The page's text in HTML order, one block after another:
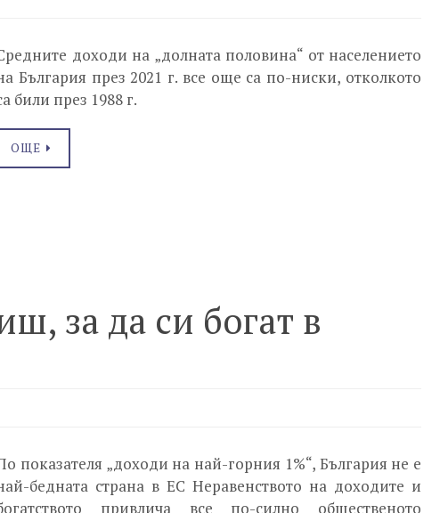
доходи на „долната половина“ от населението
България през 2021 г. все още са по-ниски, отколкото
били през 1988 г.
ОЩЕ
за да си богат в
показателя „доходи на най-горния 1%“, България не е
бедната страна в ЕС Неравенството на доходите и
привлича все по-силно общественото